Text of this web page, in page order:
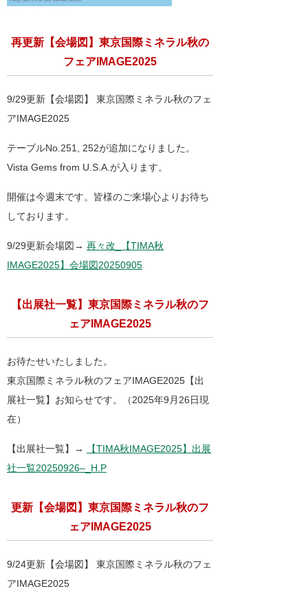
再更新【会場図】東京国際ミネラル秋の
フェアIMAGE2025
9/29更新【会場図】 東京国際ミネラル秋のフェ
アIMAGE2025
テーブルNo.251, 252が追加になりました。
Vista Gems from U.S.A.が入ります。
開催は今週末です。皆様のご来場心よりお待ち
しております。
9/29更新会場図→ 再々改_【TIMA秋
IMAGE2025】会場図20250905
【出展社一覧】東京国際ミネラル秋のフ
ェアIMAGE2025
お待たせいたしました。
東京国際ミネラル秋のフェアIMAGE2025【出
展社一覧】お知らせです。（2025年9月26日現
在）
【出展社一覧】→
【TIMA秋IMAGE2025】出展
社一覧20250926–_H.P
更新【会場図】東京国際ミネラル秋のフ
ェアIMAGE2025
9/24更新【会場図】 東京国際ミネラル秋のフェ
アIMAGE2025